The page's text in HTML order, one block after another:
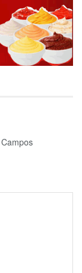
Campos